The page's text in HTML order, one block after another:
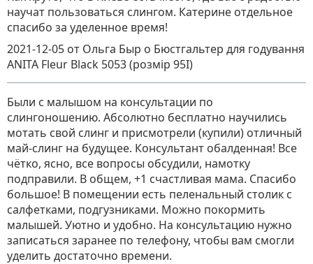
научат пользоваться слингом. Катерине отдельное
спасибо за уделенное время!
2021-12-05 от Ольга Быр о Бюстгальтер для годування
ANITA Fleur Black 5053 (розмір 95I)
Были с малышом на консультации по
слингоношению. Абсолютно бесплатно научились
мотать свой слинг и присмотрели (купили) отличный
май-слинг на будущее. Консультант обалденная! Все
чётко, ясно, все вопросы обсудили, намотку
подправили. В общем, +1 счастливая мама. Спасибо
большое! В помещении есть пеленальный столик с
салфетками, подгузниками. Можно покормить
малышей. Уютно и удобно. На консультацию нужно
записаться заранее по телефону, чтобы вам смогли
уделить достаточно времени.